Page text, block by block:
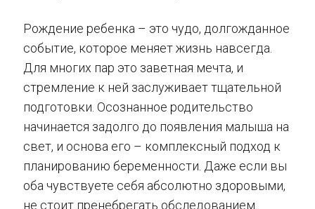
Рождение ребенка – это чудо, долгожданное
событие, которое меняет жизнь навсегда.
Для многих пар это заветная мечта, и
стремление к ней заслуживает тщательной
подготовки. Осознанное родительство
начинается задолго до появления малыша на
свет, и основа его – комплексный подход к
планированию беременности. Даже если вы
оба чувствуете себя абсолютно здоровыми,
не стоит пренебрегать обследованием.